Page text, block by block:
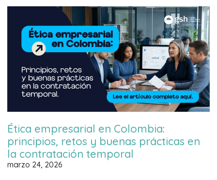
Ética empresarial en Colombia:
principios, retos y buenas prácticas en
la contratación temporal
marzo 24, 2026